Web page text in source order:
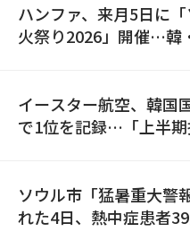
ハンファ、来月5日に
火祭り2026」開催…韓
イースター航空、韓国
で1位を記録…「上半期
ソウル市「猛暑重大警
れた4日、熱中症患者